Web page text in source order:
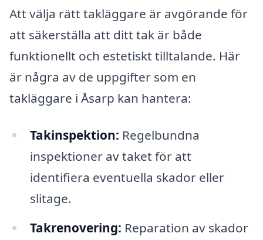
Att välja rätt takläggare är avgörande för
att säkerställa att ditt tak är både
funktionellt och estetiskt tilltalande. Här
är några av de uppgifter som en
takläggare i Åsarp kan hantera:
Takinspektion: Regelbundna
inspektioner av taket för att
identifiera eventuella skador eller
slitage.
Takrenovering: Reparation av skador